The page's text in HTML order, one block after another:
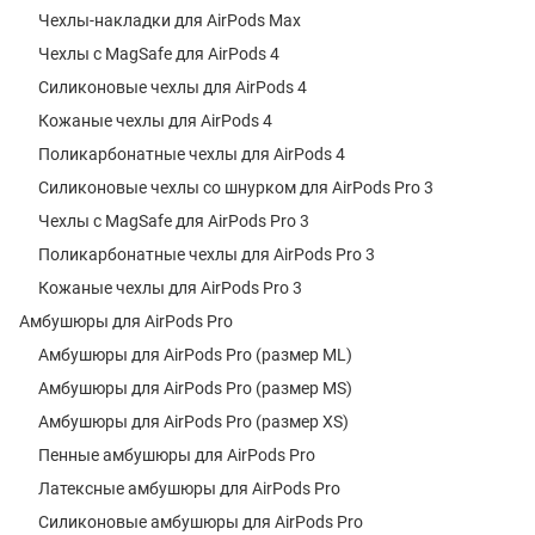
Чехлы-накладки для AirPods Max
Чехлы с MagSafe для AirPods 4
Силиконовые чехлы для AirPods 4
Кожаные чехлы для AirPods 4
Поликарбонатные чехлы для AirPods 4
Силиконовые чехлы со шнурком для AirPods Pro 3
Чехлы с MagSafe для AirPods Pro 3
Поликарбонатные чехлы для AirPods Pro 3
Кожаные чехлы для AirPods Pro 3
Амбушюры для AirPods Pro
Амбушюры для AirPods Pro (размер ML)
Амбушюры для AirPods Pro (размер MS)
Амбушюры для AirPods Pro (размер XS)
Пенные амбушюры для AirPods Pro
Латексные амбушюры для AirPods Pro
Силиконовые амбушюры для AirPods Pro